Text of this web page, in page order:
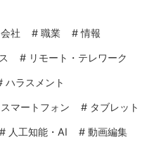
会社 # 職業 #情報
# リモート・テレワーク
ハラスメント
スマートフォン # タブレット
# 人工知能・AI # 動画編集